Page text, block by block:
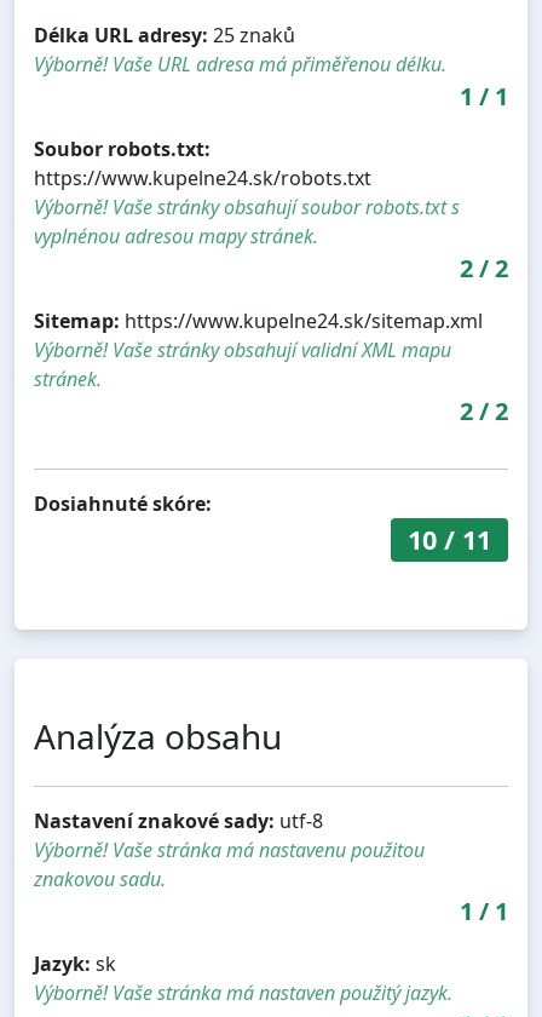
Délka URL adresy: 25 znaků
Výborně! Vaše URL adresa má přiměřenou délku.
1 / 1
Soubor robots.txt:
https://www.kupelne24.sk/robots.txt
Výborně! Vaše stránky obsahují soubor robots.txt s
vyplnénou adresou mapy stránek.
2/2
Sitemap: https://www.kupelne24.sk/sitemap.xml
Výborně! Vaše stránky obsahují validní XML mapu
stránek.
2/2
Dosiahnuté skóre:
10/ 11
Analýza obsahu
Nastavení znakové sady: utf-8
Výborně! Vaše stránka má nastavenu použitou
znakovou sadu.
1 / 1
Jazyk: sk
Výborně! Vaše stránka má nastaven použitý jazyk.